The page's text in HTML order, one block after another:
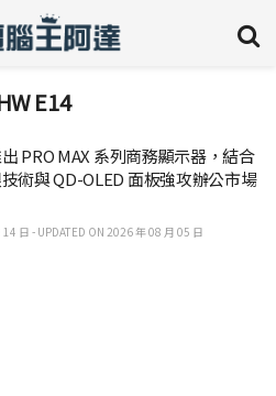
E14
PRO MAX 系列商務顯示器，結合
術與 QD-OLED 面板強攻辦公市場
日 - UPDATED ON 2026 年 08 月 05 日